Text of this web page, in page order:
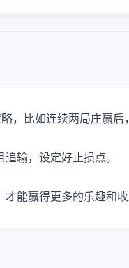
，比如连续两局庄赢后
输，设定好止损点。
能赢得更多的乐趣和收